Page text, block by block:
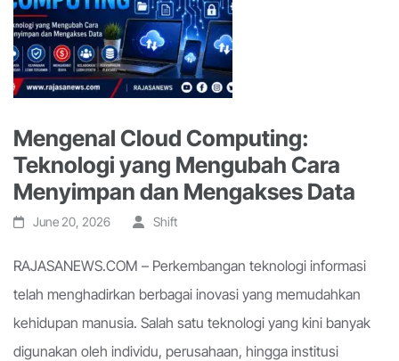
Mengenal Cloud Computing:
Teknologi yang Mengubah Cara
Menyimpan dan Mengakses Data
June 20, 2026 Shift
RAJASANEWS.COM – Perkembangan teknologi informasi
telah menghadirkan berbagai inovasi yang memudahkan
kehidupan manusia. Salah satu teknologi yang kini banyak
digunakan oleh individu, perusahaan, hingga institusi